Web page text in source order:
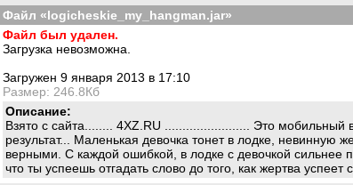
Файл «logicheskie_my_hangman.jar»
Файл был удален.
Загрузка невозможна.
Загружен 9 января 2013 в 17:10
Размер: 246.8Кб
Описание:
Взято с сайта........ 4XZ.RU ........................ Это мобильный
результат... Маленькая девочка тонет в лодке, невинную
верными. С каждой ошибкой, в лодке с девочкой сильнее
что ты успеешь отгадать слово до того, как жертва успеет